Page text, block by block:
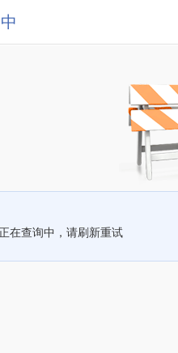
在查询中，请刷新重试